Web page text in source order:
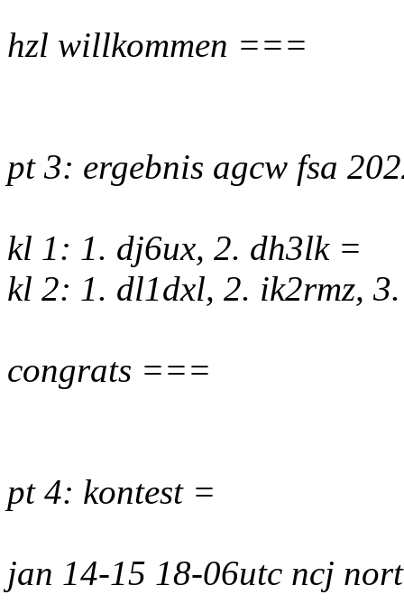
hzl willkommen ===
pt 3: ergebnis agcw fsa
kl 1: 1. dj6ux, 2. dh3lk =
kl 2: 1. dl1dxl, 2. ik2rmz,
congrats ===
pt 4: kontest =
jan 14-15 18-06utc ncj